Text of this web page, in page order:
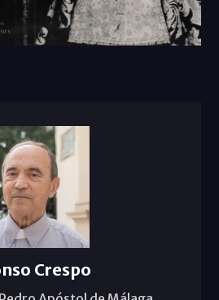
Crespo